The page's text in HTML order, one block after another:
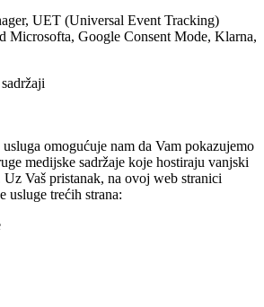
UET (Universal Event Tracking)
Microsofta, Google Consent Mode, Klarna,
omogućuje nam da Vam pokazujemo
medijske sadržaje koje hostiraju vanjski
Vaš pristanak, na ovoj web stranici
usluge trećih strana: